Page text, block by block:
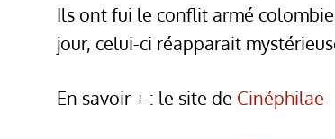
Ils ont fui le conflit armé
jour, celui-ci réapparait
En savoir + : le site de Cinéphilae